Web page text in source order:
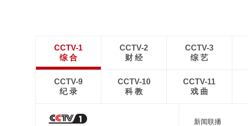
CCTV-1
综 合
CCTV-2
财 经
CCTV-3
综 艺
CCTV-9
纪 录
CCTV-10
科 教
CCTV-11
戏 曲
新闻联播